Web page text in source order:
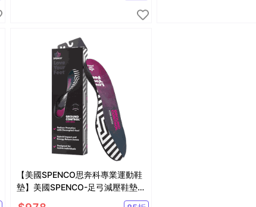
【美國SPENCO思奔科專業運動鞋
墊】美國SPENCO-足弓減壓鞋墊/